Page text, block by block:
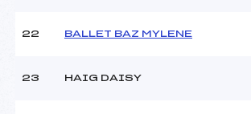
22 BALLET BAZ MYLENE
23 HAIG DAISY